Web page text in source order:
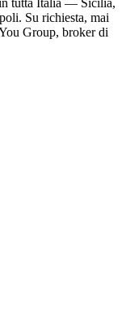
tutta Italia — Sicilia,
Su richiesta, mai
Group, broker di